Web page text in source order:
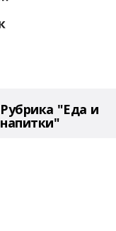
Рубрика "Еда и
напитки"